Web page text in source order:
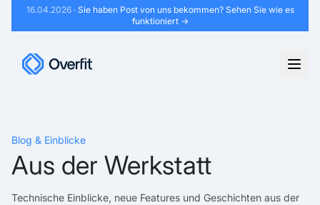
16.04.2026· Sie haben Post von uns bekommen? Sehen Sie wie es
funktioniert →
Blog & Einblicke
Aus der Werkstatt
Technische Einblicke, neue Features und Geschichten aus der